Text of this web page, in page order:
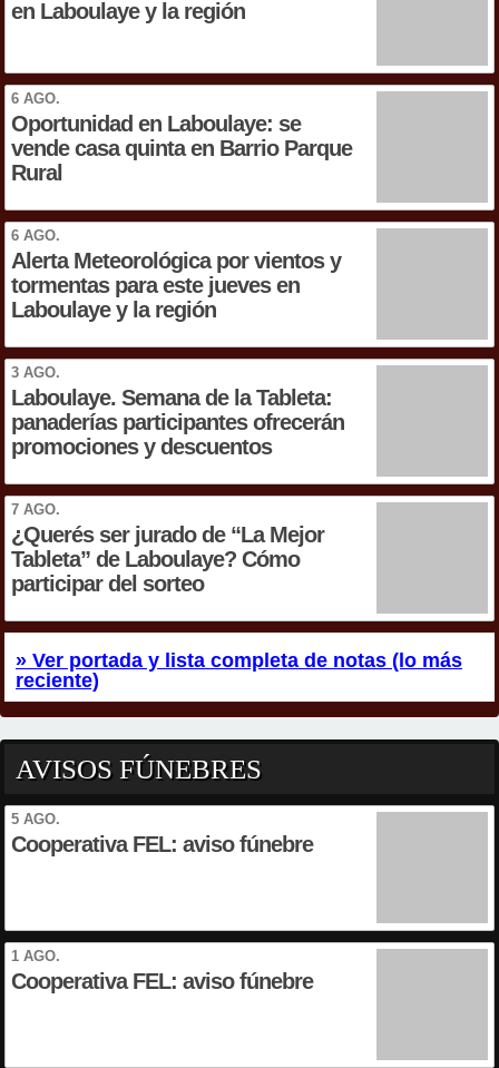
en Laboulaye y la región
6 AGO.
Oportunidad en Laboulaye: se
vende casa quinta en Barrio Parque
Rural
6 AGO.
Alerta Meteorológica por vientos y
tormentas para este jueves en
Laboulaye y la región
3 AGO.
Laboulaye. Semana de la Tableta:
panaderías participantes ofrecerán
promociones y descuentos
7 AGO.
¿Querés ser jurado de “La Mejor
Tableta” de Laboulaye? Cómo
participar del sorteo
» Ver portada y lista completa de notas (lo más
reciente)
AVISOS FÚNEBRES
5 AGO.
Cooperativa FEL: aviso fúnebre
1 AGO.
Cooperativa FEL: aviso fúnebre